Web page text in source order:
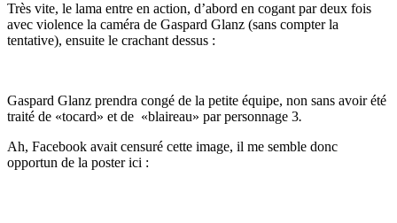
Très vite, le lama entre en action, d’abord en cogant par deux fois
avec violence la caméra de Gaspard Glanz (sans compter la
tentative), ensuite le crachant dessus :
Gaspard Glanz prendra congé de la petite équipe, non sans avoir été
traité de «tocard» et de «blaireau» par personnage 3.
Ah, Facebook avait censuré cette image, il me semble donc
opportun de la poster ici :